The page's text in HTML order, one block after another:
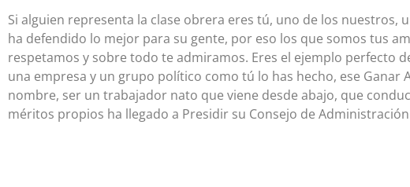
Si alguien representa la clase obrera eres tú, uno de los nuestros,
ha defendido lo mejor para su gente, por eso los que somos tus
respetamos y sobre todo te admiramos. Eres el ejemplo perfecto
una empresa y un grupo político como tú lo has hecho, ese Ganar
nombre, ser un trabajador nato que viene desde abajo, que
méritos propios ha llegado a Presidir su Consejo de